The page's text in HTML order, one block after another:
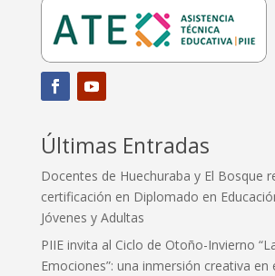
Últimas Entradas
Docentes de Huechuraba y El Bosque
certificación en Diplomado en
Jóvenes y Adultas
PIIE invita al Ciclo de Otoño-Invierno
Emociones”: una inmersión creativa en